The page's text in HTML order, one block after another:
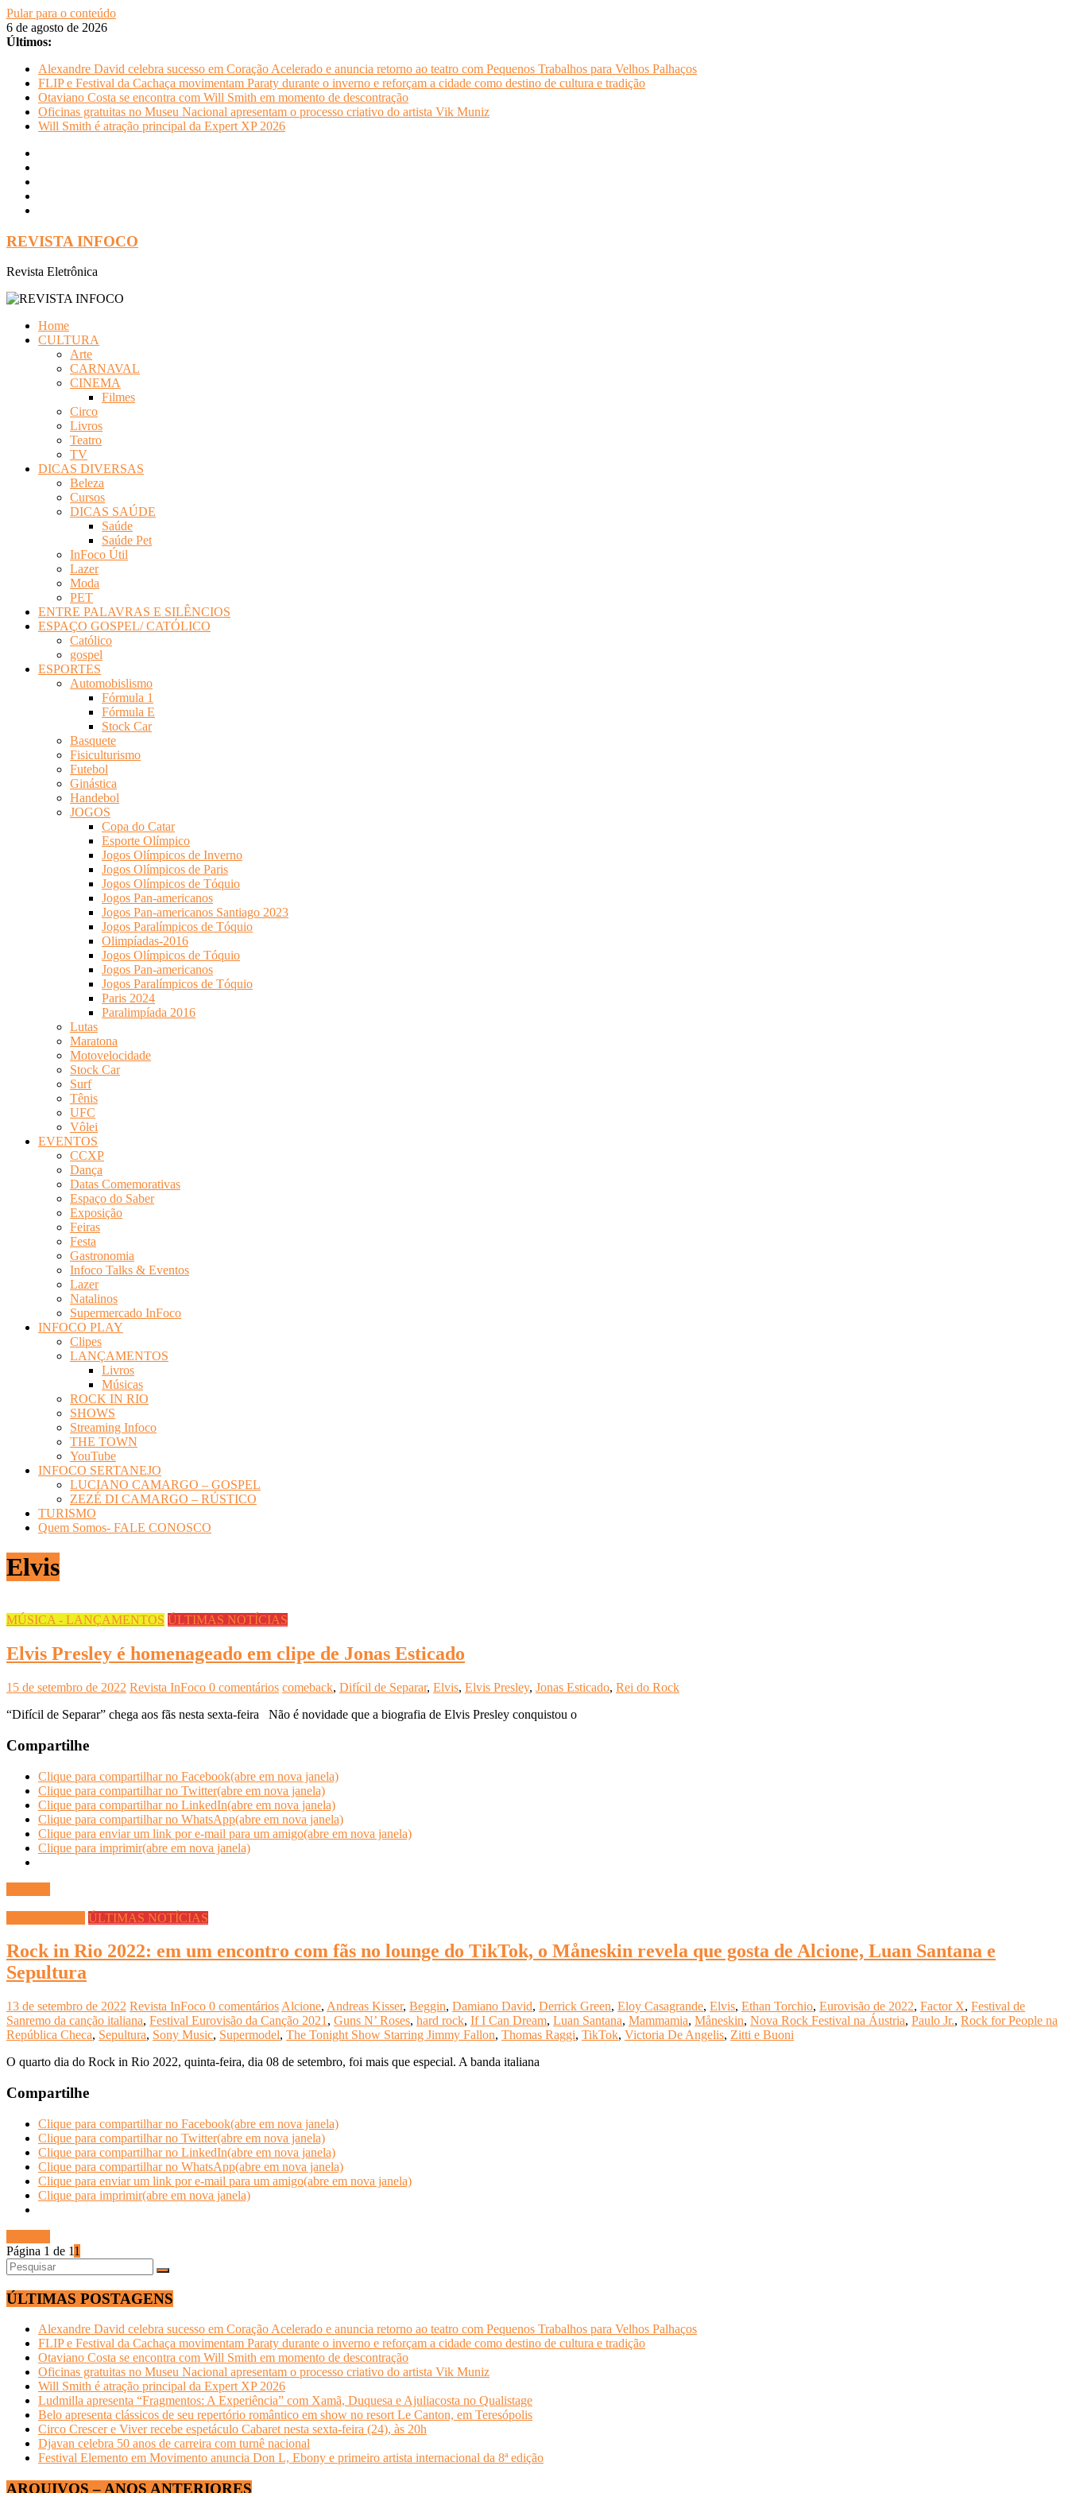
Pular para o conteúdo
6 de agosto de 2026
Últimos:
Alexandre David celebra sucesso em Coração Acelerado e anuncia retorno ao teatro com Pequenos Trabalhos para Velhos Palhaços
FLIP e Festival da Cachaça movimentam Paraty durante o inverno e reforçam a cidade como destino de cultura e tradição
Otaviano Costa se encontra com Will Smith em momento de descontração
Oficinas gratuitas no Museu Nacional apresentam o processo criativo do artista Vik Muniz
Will Smith é atração principal da Expert XP 2026
REVISTA INFOCO
Revista Eletrônica
Home
CULTURA
Arte
CARNAVAL
CINEMA
Filmes
Circo
Livros
Teatro
TV
DICAS DIVERSAS
Beleza
Cursos
DICAS SAÚDE
Saúde
Saúde Pet
InFoco Útil
Lazer
Moda
PET
ENTRE PALAVRAS E SILÊNCIOS
ESPAÇO GOSPEL/ CATÓLICO
Católico
gospel
ESPORTES
Automobislismo
Fórmula 1
Fórmula E
Stock Car
Basquete
Fisiculturismo
Futebol
Ginástica
Handebol
JOGOS
Copa do Catar
Esporte Olímpico
Jogos Olímpicos de Inverno
Jogos Olímpicos de Paris
Jogos Olímpicos de Tóquio
Jogos Pan-americanos
Jogos Pan-americanos Santiago 2023
Jogos Paralímpicos de Tóquio
Olimpíadas-2016
Jogos Olímpicos de Tóquio
Jogos Pan-americanos
Jogos Paralímpicos de Tóquio
Paris 2024
Paralimpíada 2016
Lutas
Maratona
Motovelocidade
Stock Car
Surf
Tênis
UFC
Vôlei
EVENTOS
CCXP
Dança
Datas Comemorativas
Espaço do Saber
Exposição
Feiras
Festa
Gastronomia
Infoco Talks & Eventos
Lazer
Natalinos
Supermercado InFoco
INFOCO PLAY
Clipes
LANÇAMENTOS
Livros
Músicas
ROCK IN RIO
SHOWS
Streaming Infoco
THE TOWN
YouTube
INFOCO SERTANEJO
LUCIANO CAMARGO – GOSPEL
ZEZÉ DI CAMARGO – RÚSTICO
TURISMO
Quem Somos- FALE CONOSCO
Elvis
MÚSICA - LANÇAMENTOS ÚLTIMAS NOTÍCIAS
Elvis Presley é homenageado em clipe de Jonas Esticado
15 de setembro de 2022 Revista InFoco 0 comentários comeback, Difícil de Separar, Elvis, Elvis Presley, Jonas Esticado, Rei do Rock
“Difícil de Separar” chega aos fãs nesta sexta-feira Não é novidade que a biografia de Elvis Presley conquistou o
Compartilhe
Clique para compartilhar no Facebook(abre em nova janela)
Clique para compartilhar no Twitter(abre em nova janela)
Clique para compartilhar no LinkedIn(abre em nova janela)
Clique para compartilhar no WhatsApp(abre em nova janela)
Clique para enviar um link por e-mail para um amigo(abre em nova janela)
Clique para imprimir(abre em nova janela)
ÚLTIMAS NOTÍCIAS
Rock in Rio 2022: em um encontro com fãs no lounge do TikTok, o Måneskin revela que gosta de Alcione, Luan Santana e
Sepultura
13 de setembro de 2022 Revista InFoco 0 comentários Alcione, Andreas Kisser, Beggin, Damiano David, Derrick Green, Eloy Casagrande, Elvis, Ethan Torchio, Eurovisão de 2022, Factor X, Festival de
Sanremo da canção italiana, Festival Eurovisão da Canção 2021 , Guns N’ Roses, hard rock, If I Can Dream, Luan Santana, Mammamia, Måneskin, Nova Rock Festival na Áustria, Paulo Jr., Rock for People na
República Checa, Sepultura, Sony Music, Supermodel, The Tonight Show Starring Jimmy Fallon, Thomas Raggi, TikTok, Victoria De Angelis, Zitti e Buoni
O quarto dia do Rock in Rio 2022, quinta-feira, dia 08 de setembro, foi mais que especial. A banda italiana
Compartilhe
Clique para compartilhar no Facebook(abre em nova janela)
Clique para compartilhar no Twitter(abre em nova janela)
Clique para compartilhar no LinkedIn(abre em nova janela)
Clique para compartilhar no WhatsApp(abre em nova janela)
Clique para enviar um link por e-mail para um amigo(abre em nova janela)
Clique para imprimir(abre em nova janela)
Página 1 de 11
ÚLTIMAS POSTAGENS
Alexandre David celebra sucesso em Coração Acelerado e anuncia retorno ao teatro com Pequenos Trabalhos para Velhos Palhaços
FLIP e Festival da Cachaça movimentam Paraty durante o inverno e reforçam a cidade como destino de cultura e tradição
Otaviano Costa se encontra com Will Smith em momento de descontração
Oficinas gratuitas no Museu Nacional apresentam o processo criativo do artista Vik Muniz
Will Smith é atração principal da Expert XP 2026
Ludmilla apresenta “Fragmentos: A Experiência” com Xamã, Duquesa e Ajuliacosta no Qualistage
Belo apresenta clássicos de seu repertório romântico em show no resort Le Canton, em Teresópolis
Circo Crescer e Viver recebe espetáculo Cabaret nesta sexta-feira (24), às 20h
Djavan celebra 50 anos de carreira com turnê nacional
Festival Elemento em Movimento anuncia Don L, Ebony e primeiro artista internacional da 8ª edição
ARQUIVOS – ANOS ANTERIORES